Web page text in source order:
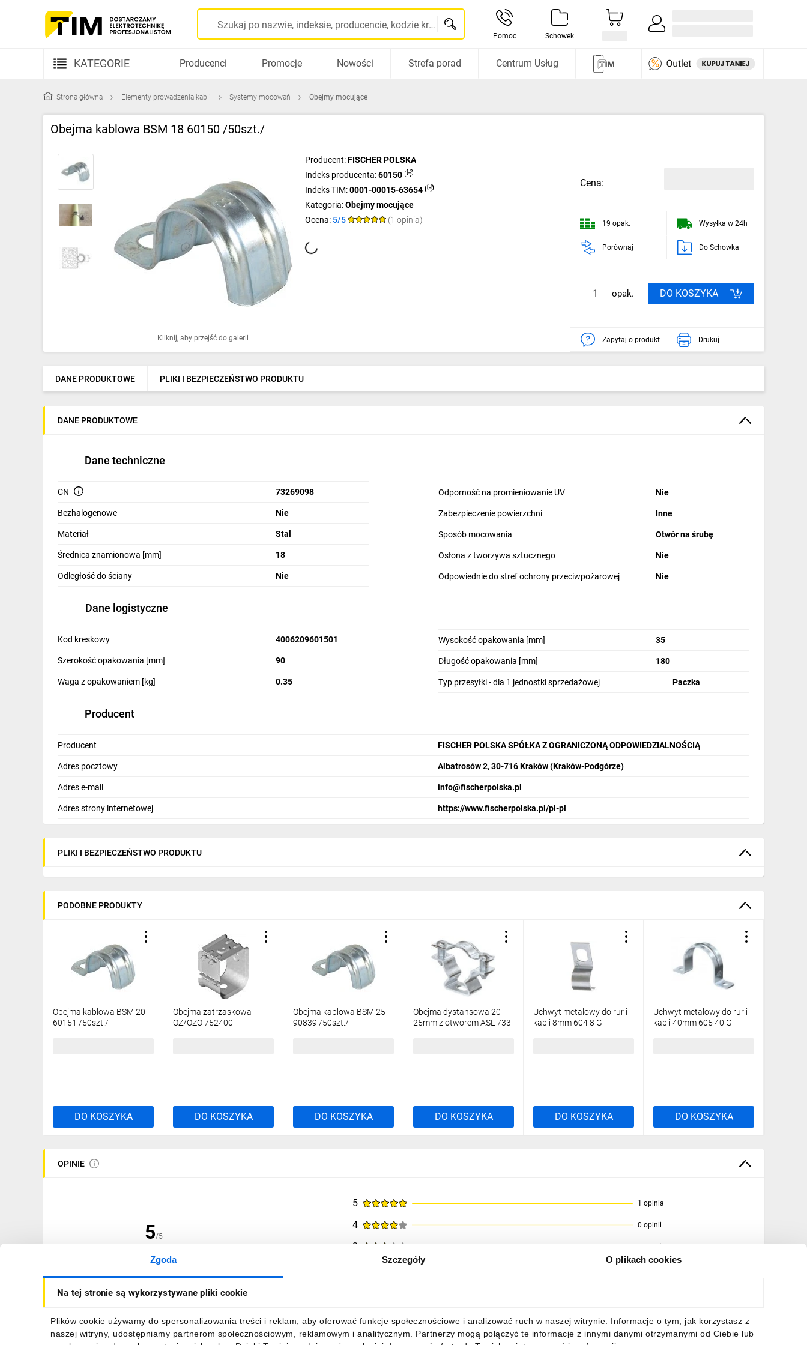
Zgoda Szczegóły O plikach cookies
Na tej stronie są wykorzystywane pliki cookie
Plików cookie używamy do spersonalizowania treści i reklam, aby oferować funkcje społecznościowe i analizować ruch w naszej witrynie. Informacje o tym, jak korzystasz z
naszej witryny, udostępniamy partnerom społecznościowym, reklamowym i analitycznym. Partnerzy mogą połączyć te informacje z innymi danymi otrzymanymi od Ciebie lub
Szukaj po nazwie, indeksie, producencie, kodzie kreskowym...
Pomoc Schowek
KATEGORIE
Kable i przewody
Rozdzielnice i obudowy
Elementy prowadzenia kabli
Gniazda i łączniki
Oprawy oświetleniowe
Ogrzewanie
Elektronarzędzia i mierniki
Dom i ogród
Odzież ochronna i BHP
Elektronika
Smart home
Energetyka wiatrowa
Wentylacja i rekuperacja
Producenci Promocje Nowości Strefa porad Centrum Usług
Strona główna Elementy prowadzenia kabli Systemy mocowań Obejmy mocujące
Obejma kablowa BSM 18 60150 /50szt./
Kliknij, aby przejść do galerii
Producent:FISCHER POLSKA
Indeks producenta:60150
Indeks TIM:0001-00015-63654
Kategoria:Obejmy mocujące
Ocena: 5/5 (1 opinia)
Cena:
19 opak. Wysyłka w 24h
Porównaj Do Schowka
opak. DO KOSZYKA
Zapytaj o produkt Drukuj
DANE PRODUKTOWE PLIKI I BEZPIECZEŃSTWO PRODUKTU
DANE PRODUKTOWE
Dane techniczne
CN 73269098
Bezhalogenowe Nie
Materiał Stal
Średnica znamionowa [mm] 18
Odległość do ściany Nie
Odporność na promieniowanie UV Nie
Zabezpieczenie powierzchni Inne
Sposób mocowania Otwór na śrubę
Osłona z tworzywa sztucznego Nie
Odpowiednie do stref ochrony przeciwpożarowej Nie
Dane logistyczne
Kod kreskowy 4006209601501
Szerokość opakowania [mm] 90
Waga z opakowaniem [kg] 0.35
Wysokość opakowania [mm] 35
Długość opakowania [mm] 180
Typ przesyłki - dla 1 jednostki sprzedażowej Paczka
Producent
Producent FISCHER POLSKA SPÓŁKA Z OGRANICZONĄ ODPOWIEDZIALNOŚCIĄ
Adres pocztowy Albatrosów 2, 30-716 Kraków (Kraków-Podgórze)
Adres e-mail info@fischerpolska.pl
Adres strony internetowej https://www.fischerpolska.pl/pl-pl
PLIKI I BEZPIECZEŃSTWO PRODUKTU
PODOBNE PRODUKTY
Obejma kablowa BSM 20
60151 /50szt./
DO KOSZYKA
Obejma zatrzaskowa
OZ/OZO 752400
DO KOSZYKA
Obejma kablowa BSM 25
90839 /50szt./
DO KOSZYKA
Obejma dystansowa 20-
25mm z otworem ASL 733
DO KOSZYKA
Uchwyt metalowy do rur i
kabli 8mm 604 8 G
DO KOSZYKA
Uchwyt metalowy do rur i
kabli 40mm 605 40 G
DO KOSZYKA
OPINIE
5/5
(1 opinia)
5 1 opinia
4 0 opinii
3
28.02.2026 P...b